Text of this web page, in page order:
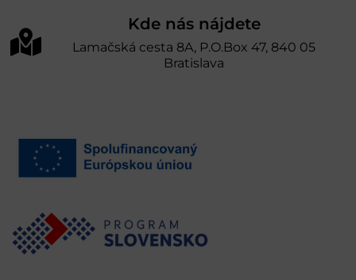
Kde nás nájdete
Lamačská cesta 8A, P.O.Box 47, 840 05
Bratislava